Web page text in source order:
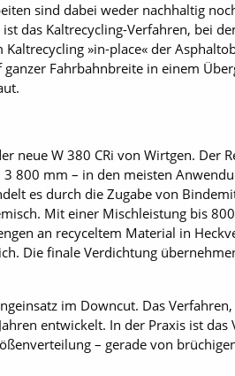
sind dabei weder nachhaltig
das Kaltrecycling-Verfahren, bei
»in-place« der
ganzer Fahrbahnbreite in einem
neue W 380 CRi von Wirtgen. Der
800 mm – in den meisten
es durch die Zugabe von
Mit einer Mischleistung bis
an recyceltem Material in
Die finale Verdichtung
im Downcut. Das
entwickelt. In der Praxis ist
– gerade von